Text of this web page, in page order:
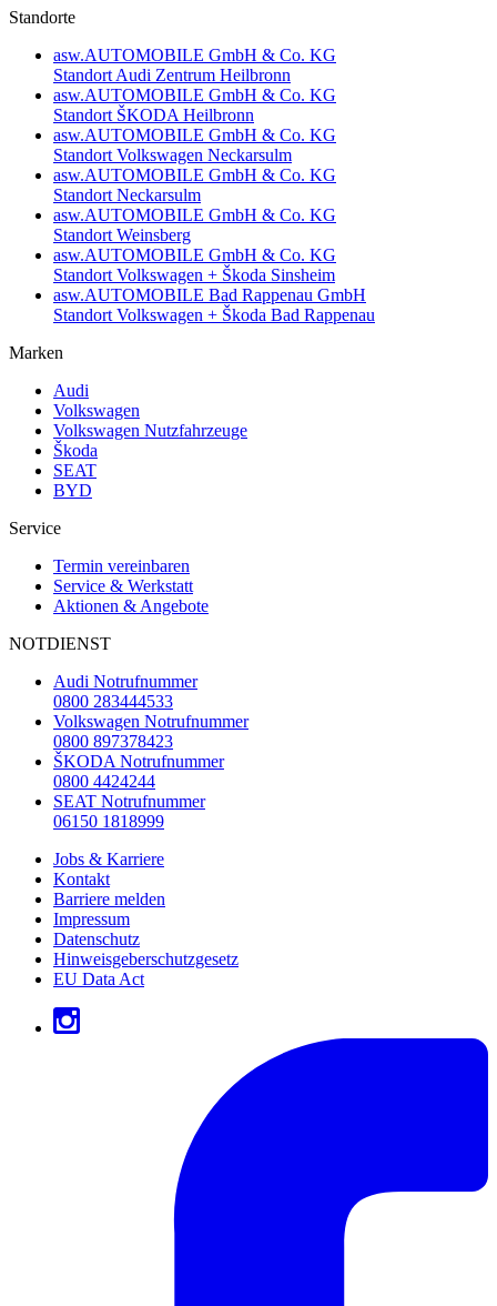
Standorte
asw.AUTOMOBILE GmbH & Co. KG
Standort Audi Zentrum Heilbronn
asw.AUTOMOBILE GmbH & Co. KG
Standort ŠKODA Heilbronn
asw.AUTOMOBILE GmbH & Co. KG
Standort Volkswagen Neckarsulm
asw.AUTOMOBILE GmbH & Co. KG
Standort Neckarsulm
asw.AUTOMOBILE GmbH & Co. KG
Standort Weinsberg
asw.AUTOMOBILE GmbH & Co. KG
Standort Volkswagen + Škoda Sinsheim
asw.AUTOMOBILE Bad Rappenau GmbH
Standort Volkswagen + Škoda Bad Rappenau
Marken
Audi
Volkswagen
Volkswagen Nutzfahrzeuge
Škoda
SEAT
BYD
Service
Termin vereinbaren
Service & Werkstatt
Aktionen & Angebote
NOTDIENST
Audi Notrufnummer
0800 283444533
Volkswagen Notrufnummer
0800 897378423
ŠKODA Notrufnummer
0800 4424244
SEAT Notrufnummer
06150 1818999
Jobs & Karriere
Kontakt
Barriere melden
Impressum
Datenschutz
Hinweisgeberschutzgesetz
EU Data Act